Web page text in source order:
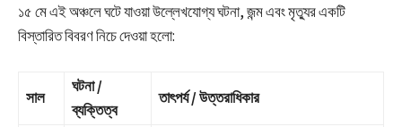
১৫ মে এই অঞ্চলে ঘটে যাওয়া উল্লেখযোগ্য ঘটনা, জন্ম এবং মৃত্যুর একটি
বিস্তারিত বিবরণ নিচে দেওয়া হলো:
সাল
ঘটনা /
ব্যক্তিত্ব
তাৎপর্য / উত্তরাধিকার